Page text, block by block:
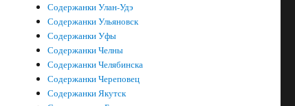
Содержанки Улан-Удэ
Содержанки Ульяновск
Содержанки Уфы
Содержанки Челны
Содержанки Челябинска
Содержанки Череповец
Содержанки Якутск